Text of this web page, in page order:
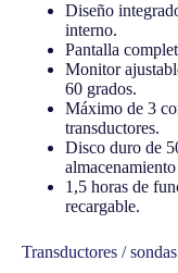
Diseño
interno.
Pantalla
Monitor
60 grados.
Máximo de 3
transductores.
Disco duro de
1,5 horas de
recargable.
Transductores /